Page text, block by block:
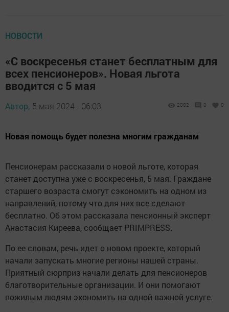
НОВОСТИ
«С воскресенья станет бесплатным для
всех пенсионеров». Новая льгота
вводится с 5 мая
Автор, 5 мая 2024 - 06:03 2002 0 0
Новая помощь будет полезна многим гражданам
Пенсионерам рассказали о новой льготе, которая
станет доступна уже с воскресенья, 5 мая. Граждане
старшего возраста смогут сэкономить на одном из
направлений, потому что для них все сделают
бесплатно. Об этом рассказала пенсионный эксперт
Анастасия Киреева, сообщает PRIMPRESS.
По ее словам, речь идет о новом проекте, который
начали запускать многие регионы нашей страны.
Приятный сюрприз начали делать для пенсионеров
благотворительные организации. И они помогают
пожилым людям экономить на одной важной услуге.